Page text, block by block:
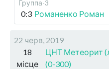
Группа-3
0:3 Романенко Роман
22 черв, 2019
18
місце
ЦНТ Метеорит
(0-300)